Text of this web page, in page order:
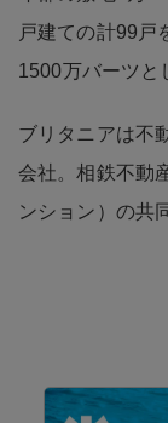
戸建ての計99戸
1500万バーツと
ブリタニアは不
会社。相鉄不動
ンション）の共